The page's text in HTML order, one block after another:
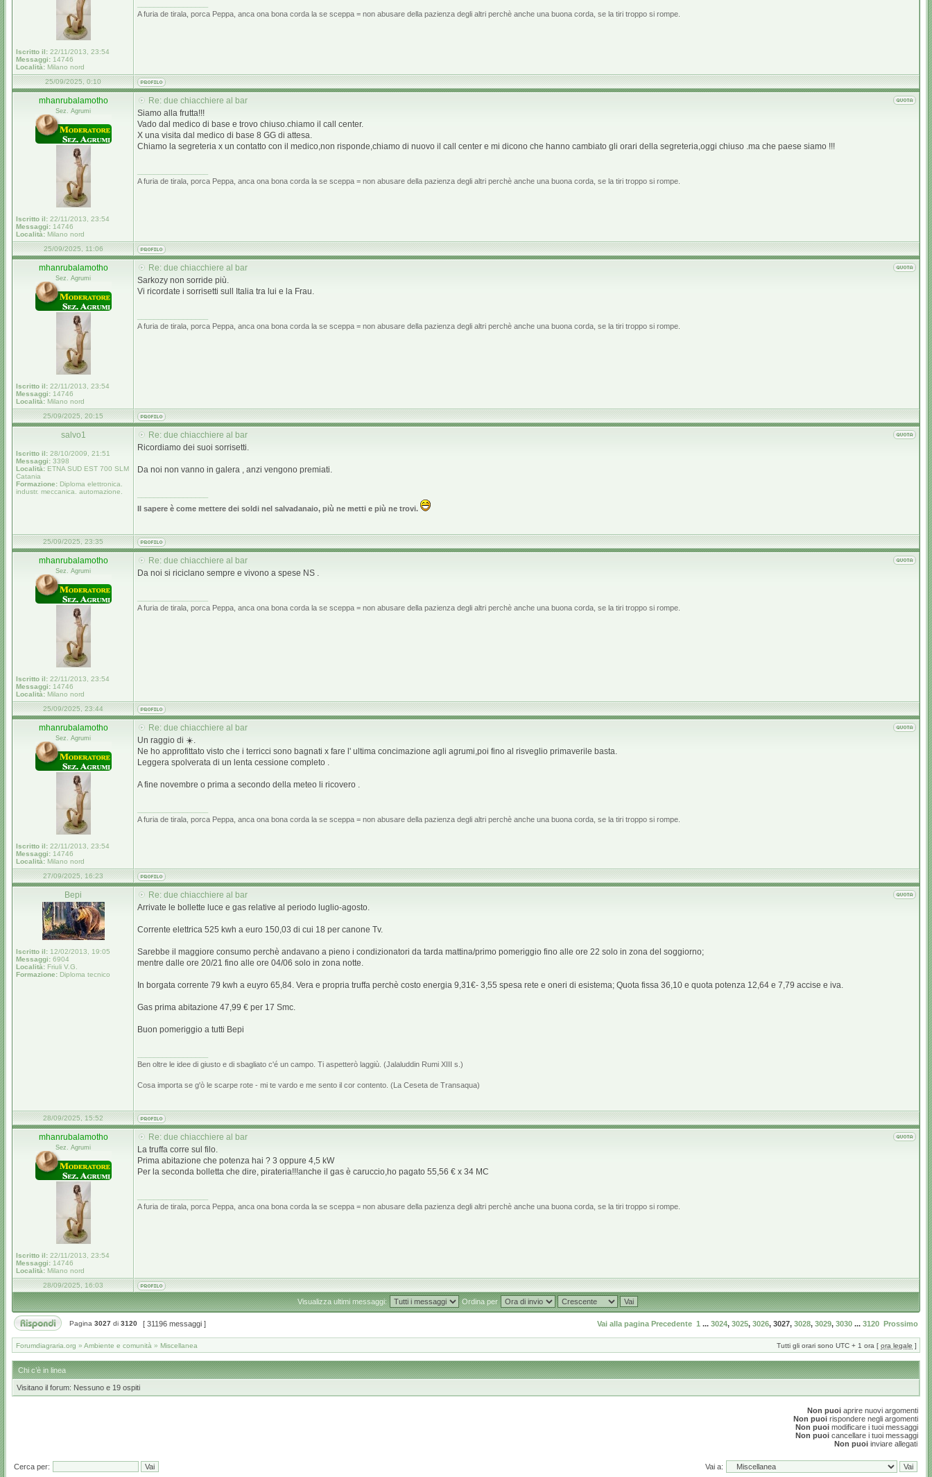
Iscritto il: 22/11/2013, 23:54
Messaggi: 14746
Località: Milano nord
A furia de tirala, porca Peppa, anca ona bona corda la se sceppa = non abusare della pazienza degli altri perchè anche una buona corda, se la tiri troppo si rompe.
25/09/2025, 0:10
mhanrubalamotho
Sez. Agrumi
Iscritto il: 22/11/2013, 23:54
Messaggi: 14746
Località: Milano nord
Re: due chiacchiere al bar
Siamo alla frutta!!!
Vado dal medico di base e trovo chiuso.chiamo il call center.
X una visita dal medico di base 8 GG di attesa.
Chiamo la segreteria x un contatto con il medico,non risponde,chiamo di nuovo il call center e mi dicono che hanno cambiato gli orari della segreteria,oggi chiuso .ma che paese siamo !!!
A furia de tirala, porca Peppa, anca ona bona corda la se sceppa = non abusare della pazienza degli altri perchè anche una buona corda, se la tiri troppo si rompe.
25/09/2025, 11:06
mhanrubalamotho
Sez. Agrumi
Iscritto il: 22/11/2013, 23:54
Messaggi: 14746
Località: Milano nord
Re: due chiacchiere al bar
Sarkozy non sorride più.
Vi ricordate i sorrisetti sull Italia tra lui e la Frau.
A furia de tirala, porca Peppa, anca ona bona corda la se sceppa = non abusare della pazienza degli altri perchè anche una buona corda, se la tiri troppo si rompe.
25/09/2025, 20:15
salvo1
Iscritto il: 28/10/2009, 21:51
Messaggi: 3398
Località: ETNA SUD EST 700 SLM
Catania
Formazione: Diploma elettronica.
industr. meccanica. automazione.
Re: due chiacchiere al bar
Ricordiamo dei suoi sorrisetti.
Da noi non vanno in galera , anzi vengono premiati.
Il sapere è come mettere dei soldi nel salvadanaio, più ne metti e più ne trovi.
25/09/2025, 23:35
mhanrubalamotho
Sez. Agrumi
Iscritto il: 22/11/2013, 23:54
Messaggi: 14746
Località: Milano nord
Re: due chiacchiere al bar
Da noi si riciclano sempre e vivono a spese NS .
A furia de tirala, porca Peppa, anca ona bona corda la se sceppa = non abusare della pazienza degli altri perchè anche una buona corda, se la tiri troppo si rompe.
25/09/2025, 23:44
mhanrubalamotho
Sez. Agrumi
Iscritto il: 22/11/2013, 23:54
Messaggi: 14746
Località: Milano nord
Re: due chiacchiere al bar
Un raggio di ☀️.
Ne ho approfittato visto che i terricci sono bagnati x fare l' ultima concimazione agli agrumi,poi fino al risveglio primaverile basta.
Leggera spolverata di un lenta cessione completo .
A fine novembre o prima a secondo della meteo li ricovero .
A furia de tirala, porca Peppa, anca ona bona corda la se sceppa = non abusare della pazienza degli altri perchè anche una buona corda, se la tiri troppo si rompe.
27/09/2025, 16:23
Bepi
Iscritto il: 12/02/2013, 19:05
Messaggi: 6904
Località: Friuli V.G.
Formazione: Diploma tecnico
Re: due chiacchiere al bar
Arrivate le bollette luce e gas relative al periodo luglio-agosto.
Corrente elettrica 525 kwh a euro 150,03 di cui 18 per canone Tv.
Sarebbe il maggiore consumo perchè andavano a pieno i condizionatori da tarda mattina/primo pomeriggio fino alle ore 22 solo in zona del soggiorno;
mentre dalle ore 20/21 fino alle ore 04/06 solo in zona notte.
In borgata corrente 79 kwh a euyro 65,84. Vera e propria truffa perchè costo energia 9,31€- 3,55 spesa rete e oneri di esistema; Quota fissa 36,10 e quota potenza 12,64 e 7,79 accise e iva.
Gas prima abitazione 47,99 € per 17 Smc.
Buon pomeriggio a tutti Bepi
Ben oltre le idee di giusto e di sbagliato c'é un campo. Ti aspetterò laggiù. (Jalaluddin Rumi XIII s.)
Cosa importa se g'ò le scarpe rote - mi te vardo e me sento il cor contento. (La Ceseta de Transaqua)
28/09/2025, 15:52
mhanrubalamotho
Sez. Agrumi
Iscritto il: 22/11/2013, 23:54
Messaggi: 14746
Località: Milano nord
Re: due chiacchiere al bar
La truffa corre sul filo.
Prima abitazione che potenza hai ? 3 oppure 4,5 kW
Per la seconda bolletta che dire, pirateria!!!anche il gas è caruccio,ho pagato 55,56 € x 34 MC
A furia de tirala, porca Peppa, anca ona bona corda la se sceppa = non abusare della pazienza degli altri perchè anche una buona corda, se la tiri troppo si rompe.
28/09/2025, 16:03
Visualizza ultimi messaggi: Ordina per
Pagina 3027 di 3120 [ 31196 messaggi ] Vai alla pagina Precedente 1 ... 3024, 3025, 3026, 3027, 3028, 3029, 3030 ... 3120 Prossimo
Forumdiagraria.org » Ambiente e comunità » Miscellanea Tutti gli orari sono UTC + 1 ora [ ora legale ]
Chi c’è in linea
Visitano il forum: Nessuno e 19 ospiti
Non puoi aprire nuovi argomenti
Non puoi rispondere negli argomenti
Non puoi modificare i tuoi messaggi
Non puoi cancellare i tuoi messaggi
Non puoi inviare allegati
Cerca per: Vai a: